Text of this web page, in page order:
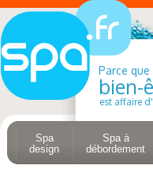
Parce
bien-
est affaire
Spa
design
Spa à
débordement